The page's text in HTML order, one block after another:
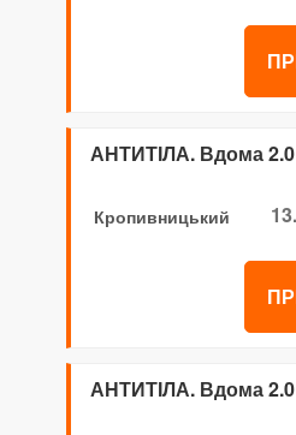
АНТИТІЛА. Вдома 2.0
Кропивницький
АНТИТІЛА. Вдома 2.0